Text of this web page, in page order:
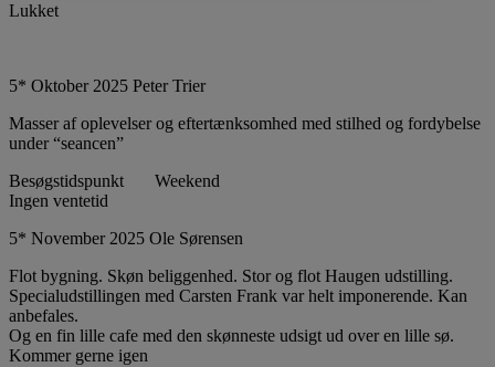
Lukket
5* Oktober 2025 Peter Trier
Masser af oplevelser og eftertænksomhed med stilhed og fordybelse
under “seancen”
Besøgstidspunkt Weekend
Ingen ventetid
5* November 2025 Ole Sørensen
Flot bygning. Skøn beliggenhed. Stor og flot Haugen udstilling.
Specialudstillingen med Carsten Frank var helt imponerende. Kan
anbefales.
Og en fin lille cafe med den skønneste udsigt ud over en lille sø.
Kommer gerne igen